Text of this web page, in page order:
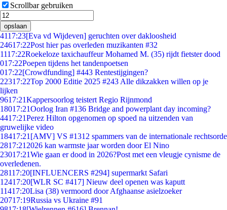
Scrollbar gebruiken
opslaan
4117:23[Eva vd Wijdeven] geruchten over dakloosheid
24617:22Post hier pas overleden muzikanten #32
1117:22Roekeloze taxichauffeur Mohamed M. (35) rijdt fietster dood
017:22Poepen tijdens het tandenpoetsen
017:22[Crowdfunding] #443 Rentestijgingen?
22317:22Top 2000 Editie 2025 #243 Alle dikzakken willen op je
lijken
9617:21Kappersoorlog teistert Regio Rijnmond
18017:21Oorlog Iran #136 Bridge and powerplant day incoming?
4417:21Perez Hilton opgenomen op spoed na uitzenden van
gruwelijke video
18417:21 [AMV] VS #1312 spammers van de internationale rechtsorde
2817:21 2026 kan warmste jaar worden door El Nino
23017:21Wie gaan er dood in 2026?Post met een vleugje cynisme de
overledenen.
28117:20[INFLUENCERS #294] supermarkt Safari
12417:20[WLR SC #417] Nieuw deel openen was kaputt
11417:20Lisa (38) vermoord door Afghaanse asielzoeker
20717:19Russia vs Ukraine #91